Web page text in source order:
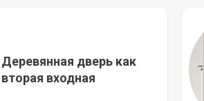
Деревянная дверь как
вторая входная